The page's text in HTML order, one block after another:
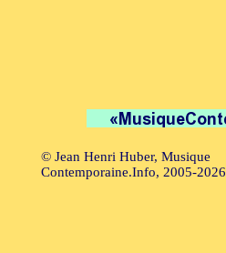
© Jean Henri Huber, Musique
Contemporaine.Info, 2005-2026